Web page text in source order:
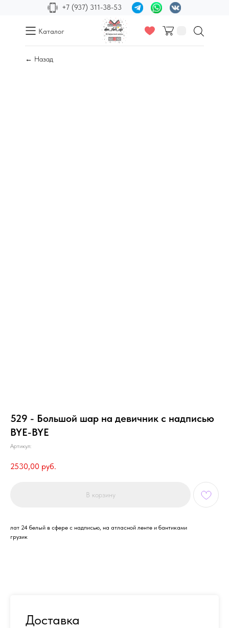
+7 (937) 311-38-53
Каталог
← Назад
529 - Большой шар на девичник с надписью
BYE-BYE
Артикул:
2530,00 руб.
В корзину
лат 24 белый в сфере с надписью, на атласной ленте и бантиками
грузик
Доставка